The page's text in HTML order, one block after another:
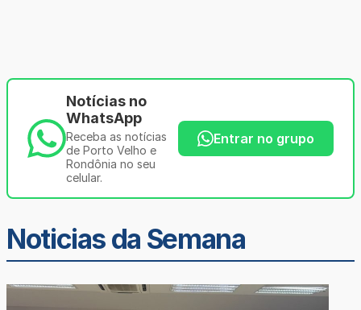
Notícias no
WhatsApp
Receba as notícias
de Porto Velho e
Rondônia no seu
celular.
Entrar no grupo
Noticias da Semana